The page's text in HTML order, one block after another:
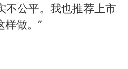
不公平。我也推荐上市
样做。”